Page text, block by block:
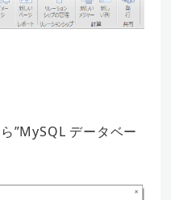
”MySQL データベー